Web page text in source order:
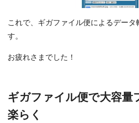
これで、ギガファイル便によるデー
す。
お疲れさまでした！
ギガファイル便で大容量
楽らく